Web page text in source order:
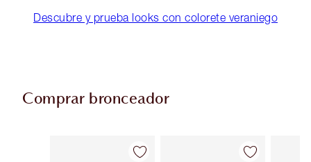
Descubre y prueba looks con colorete veraniego
Comprar bronceador
Artículo 1 de 29 Artículo 2 de 29